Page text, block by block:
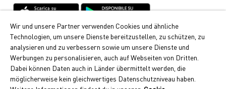
Cumulus
Da Migrol riceve i popolari punti Cumulus. Scopra qui
come può raccogliere i punti Cumulus.
Wir und unsere Partner verwenden Cookies und ähnliche
Technologien, um unsere Dienste bereitzustellen, zu schützen, zu
analysieren und zu verbessern sowie um unsere Dienste und
Werbungen zu personalisieren, auch auf Webseiten von Dritten.
Dabei können Daten auch in Länder übermittelt werden, die
möglicherweise kein gleichwertiges Datenschutzniveau haben.